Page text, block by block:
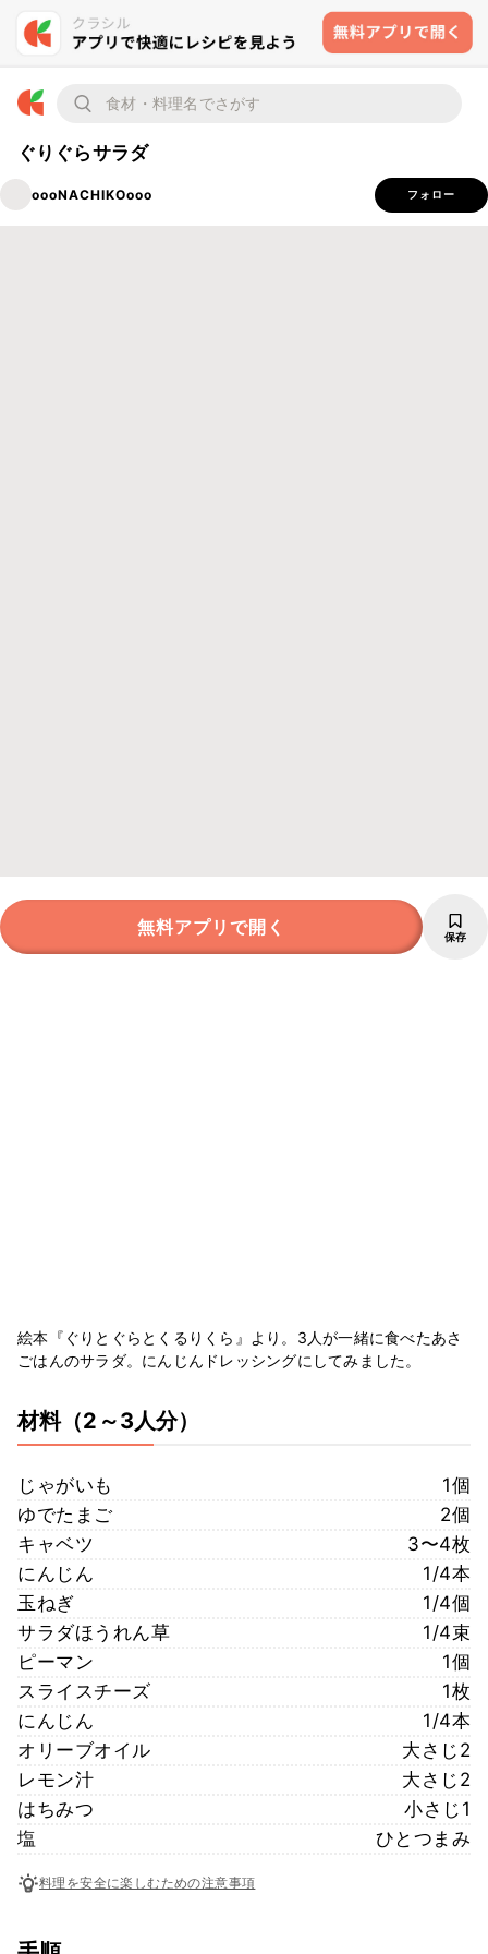
ぐりぐらサラダ
oooNACHIKOooo フォロー
無料アプリで開く 保存
絵本『ぐりとぐらとくるりくら』より。3人が一緒に食べたあさ
ごはんのサラダ。にんじんドレッシングにしてみました。
材料（2～3人分）
じゃがいも
1個
ゆでたまご
2個
キャベツ
3〜4枚
にんじん
1/4本
玉ねぎ
1/4個
サラダほうれん草
1/4束
ピーマン
1個
スライスチーズ
1枚
にんじん
1/4本
オリーブオイル
大さじ2
レモン汁
大さじ2
はちみつ
小さじ1
塩
ひとつまみ
料理を安全に楽しむための注意事項